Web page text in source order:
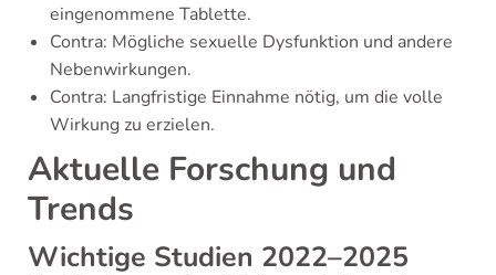
eingenommene Tablette.
Contra: Mögliche sexuelle Dysfunktion und andere
Nebenwirkungen.
Contra: Langfristige Einnahme nötig, um die volle
Wirkung zu erzielen.
Aktuelle Forschung und
Trends
Wichtige Studien 2022–2025